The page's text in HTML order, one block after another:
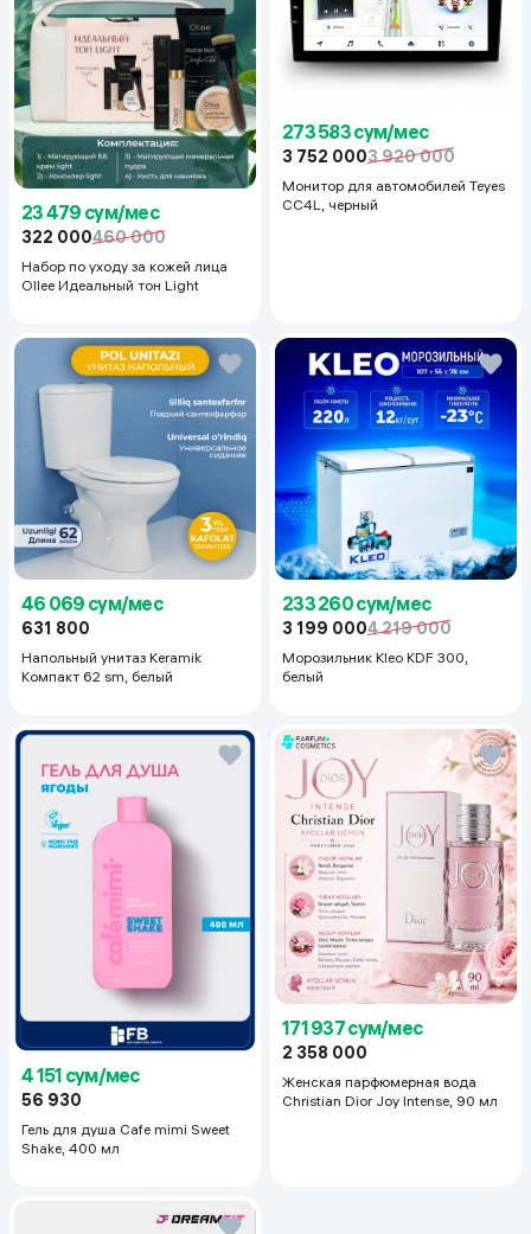
23 479 сум/мес
322 000460 000
Набор по уходу за кожей лица
Ollee Идеальный тон Light
273 583 сум/мес
3 752 0003 920 000
Монитор для автомобилей Teyes
CC4L, черный
46 069 сум/мес
631 800
Напольный унитаз Keramik
Компакт 62 sm, белый
233 260 сум/мес
3 199 0004 219 000
Морозильник Kleo KDF 300,
белый
4 151 сум/мес
56 930
Гель для душа Cafe mimi Sweet
Shake, 400 мл
171 937 сум/мес
2 358 000
Женская парфюмерная вода
Christian Dior Joy Intense, 90 мл